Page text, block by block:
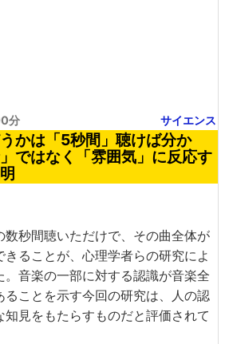
分 サイエンス
かは「5秒間」聴けば分か
ではなく「雰囲気」に反応す
数秒間聴いただけで、その曲全体が
ることが、心理学者らの研究によ
。音楽の一部に対する認識が音楽全
ることを示す今回の研究は、人の認
見をもたらすものだと評価されて